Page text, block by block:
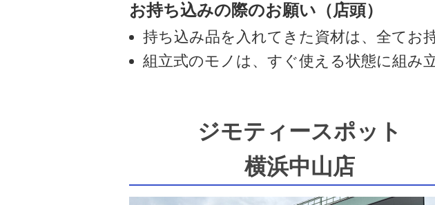
お持ち込みの際のお願い（店頭）
持ち込み品を入れてきた資材は、全てお
組立式のモノは、すぐ使える状態に組み
ジモティースポット
横浜中山店